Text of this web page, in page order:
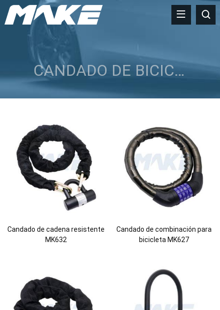
CANDADO DE BICICLETA
Candado de cadena resistente
MK632
Candado de combinación para
bicicleta MK627